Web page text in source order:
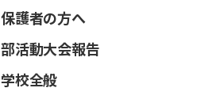
保護者の方へ
部活動大会報告
学校全般